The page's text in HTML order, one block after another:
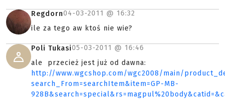
Regdorn04-03-2011 @ 16:32
ile za tego aw ktoś nie wie?
Poli Tukasi05-03-2011 @ 16:46
ale przecież jest już od dawna:
http://www.wgcshop.com/wgc2008/main/
search_From=searchItem&item=GP-MB-